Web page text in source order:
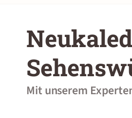
Mit unserem